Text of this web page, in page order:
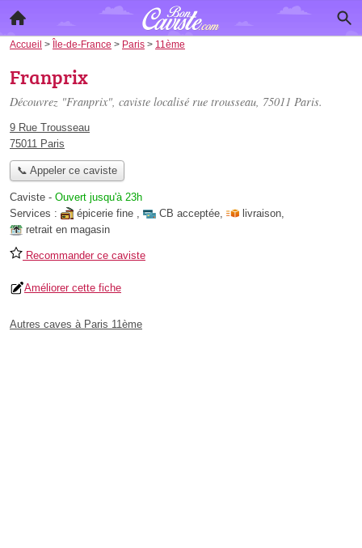
Accueil > Île-de-France > Paris > 11ème
Franprix
Découvrez "Franprix", caviste localisé rue trousseau, 75011 Paris.
9 Rue Trousseau
75011 Paris
📞 Appeler ce caviste
Caviste - Ouvert jusqu'à 23h
Services :
épicerie fine , CB acceptée, livraison,
retrait en magasin
Recommander ce caviste
Améliorer cette fiche
Autres caves à Paris 11ème